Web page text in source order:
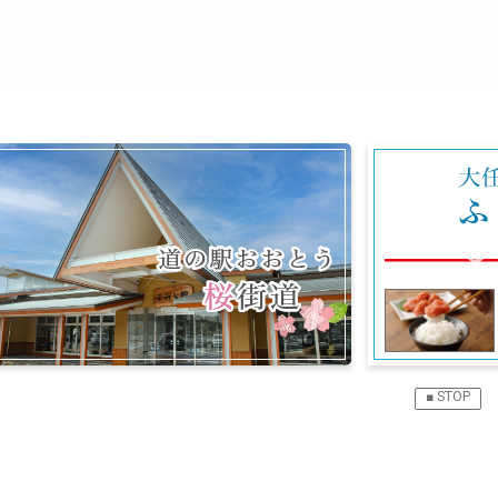
■ STOP